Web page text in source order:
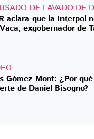
DE LAVADO DE
aclara que la Interpol
exgobernador de
Gómez Mont: ¿Por
de Daniel Bisogno?